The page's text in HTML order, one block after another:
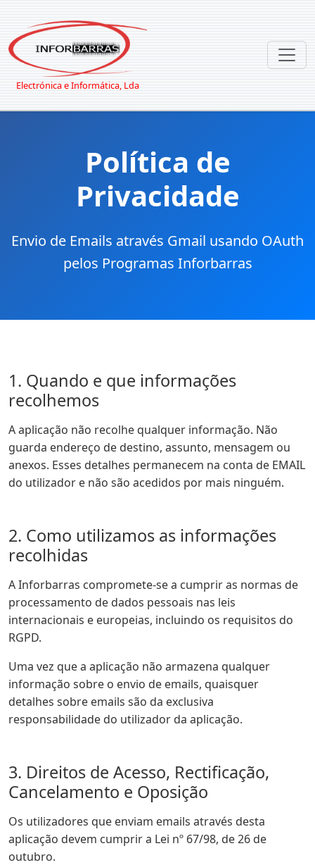
Electrónica e Informática, Lda
Política de
Privacidade
Envio de Emails através Gmail usando OAuth
pelos Programas Inforbarras
1. Quando e que informações
recolhemos
A aplicação não recolhe qualquer informação. Não
guarda endereço de destino, assunto, mensagem ou
anexos. Esses detalhes permanecem na conta de EMAIL
do utilizador e não são acedidos por mais ninguém.
2. Como utilizamos as informações
recolhidas
A Inforbarras compromete-se a cumprir as normas de
processamento de dados pessoais nas leis
internacionais e europeias, incluindo os requisitos do
RGPD.
Uma vez que a aplicação não armazena qualquer
informação sobre o envio de emails, quaisquer
detalhes sobre emails são da exclusiva
responsabilidade do utilizador da aplicação.
3. Direitos de Acesso, Rectificação,
Cancelamento e Oposição
Os utilizadores que enviam emails através desta
aplicação devem cumprir a Lei nº 67/98, de 26 de
outubro.